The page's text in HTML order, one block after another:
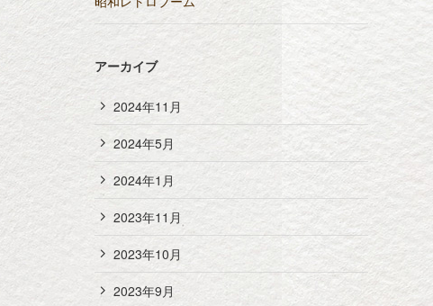
アーカイブ
2024年11月
2024年5月
2024年1月
2023年11月
2023年10月
2023年9月